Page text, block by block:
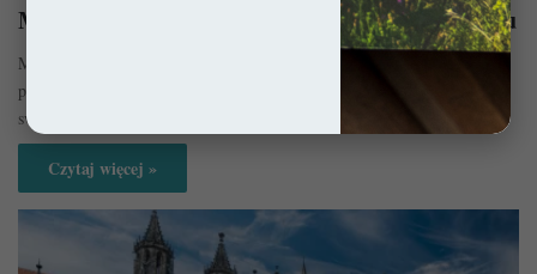
Magdeburg – Kolebka niemieckiego romanizmu
Magdeburg to sztandarowy przykład średniowiecznego miasta: bogate,
piękne i naszpikowane niezliczoną ilością wież kościelnych. Dwa razy w
swej historii zostało…
Czytaj więcej »